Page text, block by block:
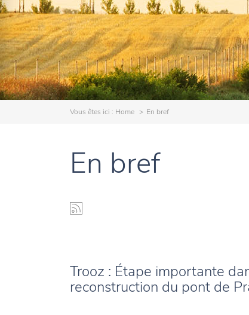
Vous êtes ici : Home En bref
En bref
Trooz : Étape importante
reconstruction du pont de